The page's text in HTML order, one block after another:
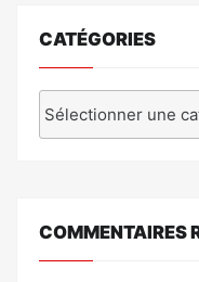
CATÉGORIES
COMMENTAIRES